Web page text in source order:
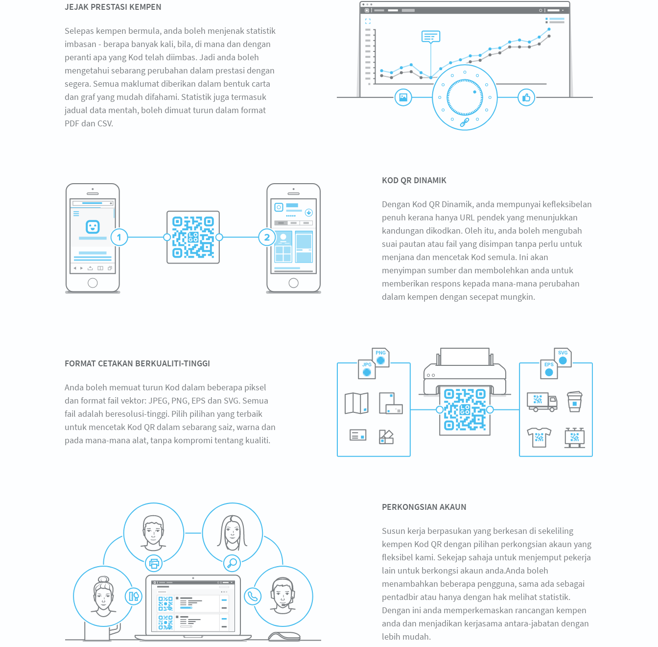
JEJAK PRESTASI KEMPEN
Selepas kempen bermula, anda boleh menjenak statistik
imbasan - berapa banyak kali, bila, di mana dan dengan
peranti apa yang Kod telah diimbas. Jadi anda boleh
mengetahui sebarang perubahan dalam prestasi dengan
segera. Semua maklumat diberikan dalam bentuk carta
dan graf yang mudah difahami. Statistik juga termasuk
jadual data mentah, boleh dimuat turun dalam format
PDF dan CSV.
KOD QR DINAMIK
Dengan Kod QR Dinamik, anda mempunyai kefleksibelan
penuh kerana hanya URL pendek yang menunjukkan
kandungan dikodkan. Oleh itu, anda boleh mengubah
suai pautan atau fail yang disimpan tanpa perlu untuk
menjana dan mencetak Kod semula. Ini akan
menyimpan sumber dan membolehkan anda untuk
memberikan respons kepada mana-mana perubahan
dalam kempen dengan secepat mungkin.
FORMAT CETAKAN BERKUALITI-TINGGI
Anda boleh memuat turun Kod dalam beberapa piksel
dan format fail vektor: JPEG, PNG, EPS dan SVG. Semua
fail adalah beresolusi-tinggi. Pilih pilihan yang terbaik
untuk mencetak Kod QR dalam sebarang saiz, warna dan
pada mana-mana alat, tanpa kompromi tentang kualiti.
PERKONGSIAN AKAUN
Susun kerja berpasukan yang berkesan di sekeliling
kempen Kod QR dengan pilihan perkongsian akaun yang
fleksibel kami. Sekejap sahaja untuk menjemput pekerja
lain untuk berkongsi akaun anda.Anda boleh
menambahkan beberapa pengguna, sama ada sebagai
pentadbir atau hanya dengan hak melihat statistik.
Dengan ini anda memperkemaskan rancangan kempen
anda dan menjadikan kerjasama antara-jabatan dengan
lebih mudah.